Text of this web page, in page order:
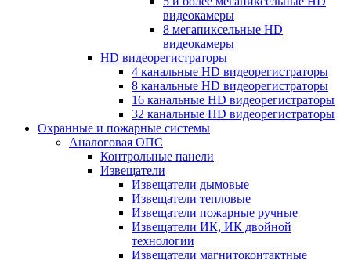
видеокамеры
8 мегапиксельные HD
видеокамеры
HD видеорегистраторы
4 канальные HD видеорегистраторы
8 канальные HD видеорегистраторы
16 канальные HD видеорегистраторы
32 канальные HD видеорегистраторы
Охранные и пожарные системы
Аналоговая ОПС
Контрольные панели
Извещатели
Извещатели дымовые
Извещатели тепловые
Извещатели пожарные ручные
Извещатели ИК, ИК двойной
технологии
Извещатели магнитоконтактные